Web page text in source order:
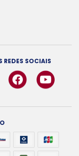
REDES SOCIAIS